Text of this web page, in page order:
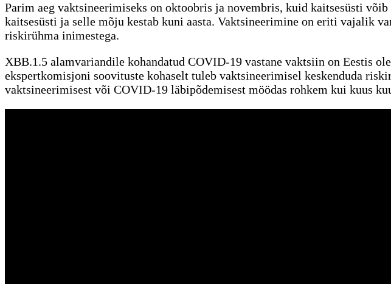
Parim aeg vaktsineerimiseks on oktoobris ja novembris, kuid kaitsesüsti
kaitsesüsti ja selle mõju kestab kuni aasta. Vaktsineerimine on eriti vajalik
riskirühma inimestega.
XBB.1.5 alamvariandile kohandatud COVID-19 vastane vaktsiin on Eestis
ekspertkomisjoni soovituste kohaselt tuleb vaktsineerimisel keskenduda
vaktsineerimisest või COVID-19 läbipõdemisest möödas rohkem kui kuus